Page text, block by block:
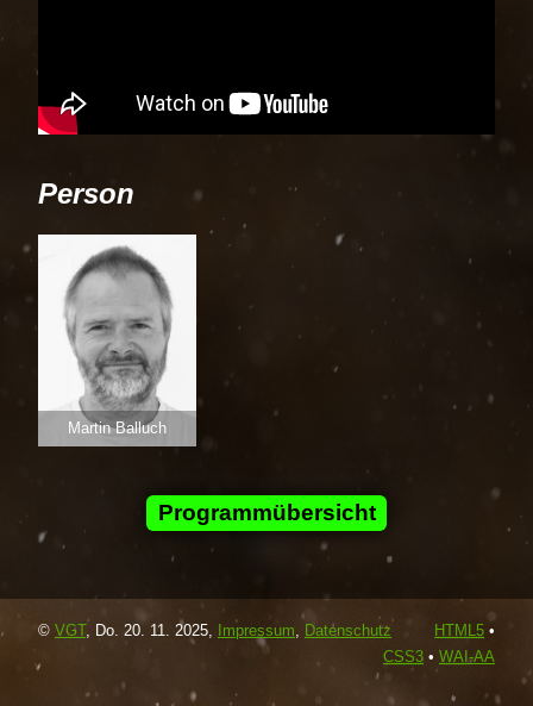
Person
Martin Balluch
Programmübersicht
© VGT, Do. 20. 11. 2025, Impressum, Datenschutz HTML5 •
CSS3 • WAI -AA